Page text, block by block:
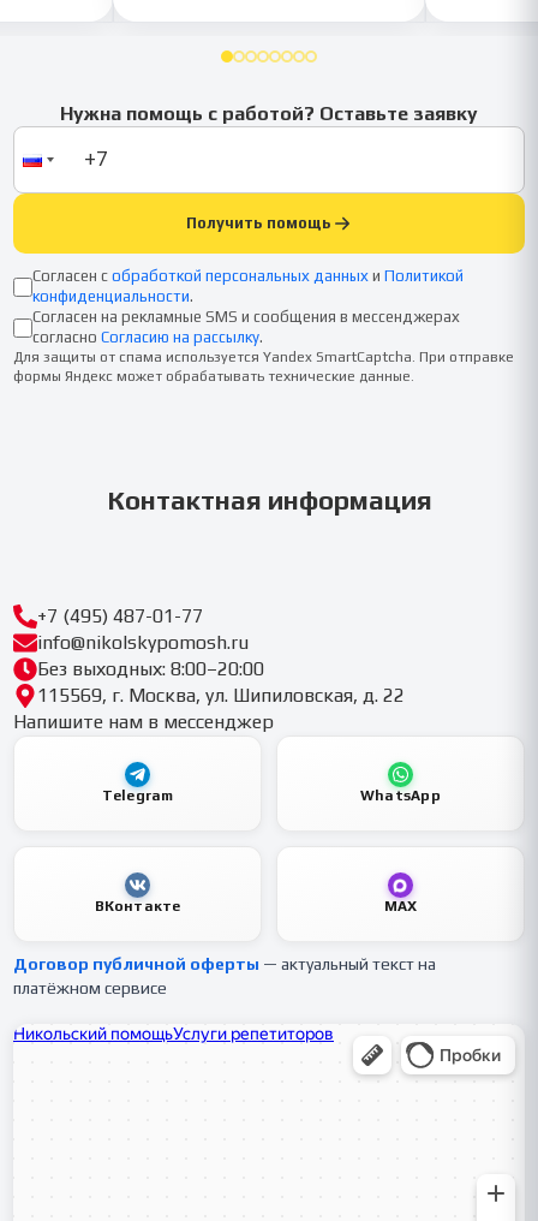
Нужна помощь с работой? Оставьте заявку
Получить помощь
Согласен с обработкой персональных данных и Политикой
конфиденциальности.
Согласен на рекламные SMS и сообщения в мессенджерах
согласно Согласию на рассылку.
Для защиты от спама используется Yandex SmartCaptcha. При отправке
формы Яндекс может обрабатывать технические данные.
Контактная информация
+7 (495) 487-01-77
info@nikolskypomosh.ru
Без выходных: 8:00–20:00
115569, г. Москва, ул. Шипиловская, д. 22
Напишите нам в мессенджер
Telegram WhatsApp
ВКонтакте MAX
Договор публичной оферты — актуальный текст на
платёжном сервисе